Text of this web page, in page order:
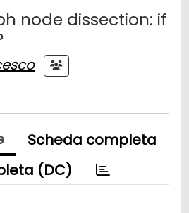
node dissection: if
Scheda completa
(DC)